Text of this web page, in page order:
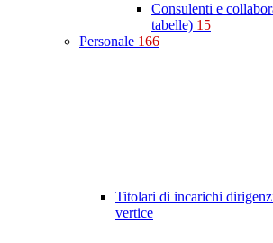
Consulenti e
tabelle) 15
Personale 166
Titolari di incarichi
vertice